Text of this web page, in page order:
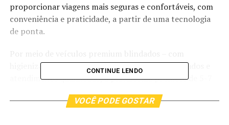
proporcionar viagens mais seguras e confortáveis, com
conveniência e praticidade, a partir de uma tecnologia
de ponta.
higienização e revisão diárias -, motoristas treinados e
atendimento qualificado, a plataforma promete de 5-7
além de possuir o controle sobre a frota, o que garante
CONTINUE LENDO
VOCÊ PODE GOSTAR